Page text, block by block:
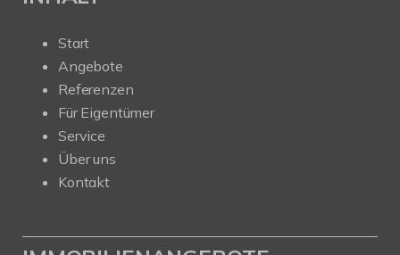
Start
Angebote
Referenzen
Für Eigentümer
Service
Über uns
Kontakt